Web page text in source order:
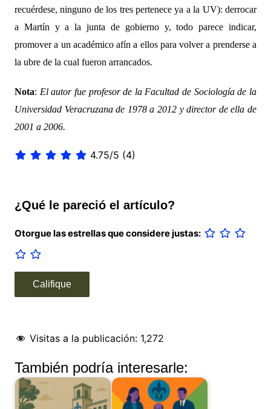
recuérdese, ninguno de los tres pertenece ya a la UV): derrocar
a Martín y a la junta de gobierno y, todo parece indicar,
promover a un académico afín a ellos para volver a prenderse a
la ubre de la cual fueron arrancados.
Nota: El autor fue profesor de la Facultad de Sociología de la
Universidad Veracruzana de 1978 a 2012 y director de ella de
2001 a 2006.
4.75/5 (4)
¿Qué le pareció el artículo?
Otorgue las estrellas que considere justas:
Visitas a la publicación: 1,272
También podría interesarle: